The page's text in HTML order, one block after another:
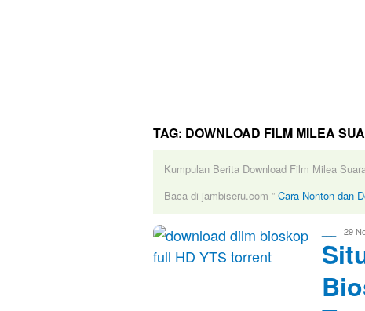
TAG: DOWNLOAD FILM MILEA
Kumpulan Berita Download Film Milea
Baca di jambiseru.com ” Cara Nonton dan
Evo
Kusnady
29